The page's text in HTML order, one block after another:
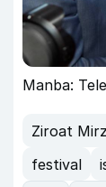
Manba:
Ziroat
festival